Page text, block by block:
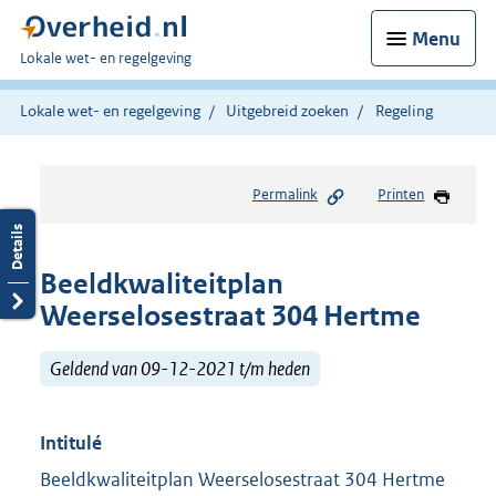
Menu
U
bent
hier:
Lokale wet- en regelgeving
Lokale wet- en regelgeving Uitgebreid zoeken Regeling
Permalink Printen
Beeldkwaliteitplan
Weerselosestraat 304 Hertme
Geldend van 09-12-2021 t/m heden
Intitulé
Beeldkwaliteitplan Weerselosestraat 304 Hertme